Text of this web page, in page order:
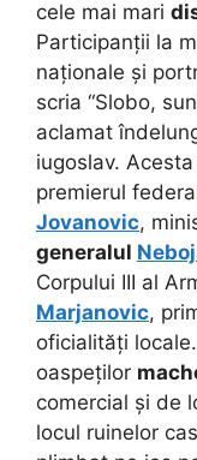
cele mai mari
Participanții la
naționale și
scria “Slobo,
aclamat
iugoslav.
premierul
Jovanovic,
generalul
Corpului III al
Marjanovic,
oficialități
oaspeților
comercial și de
locul ruinelor